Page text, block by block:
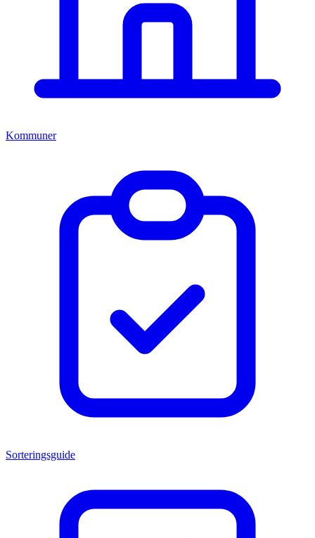
Kommuner
Sorteringsguide